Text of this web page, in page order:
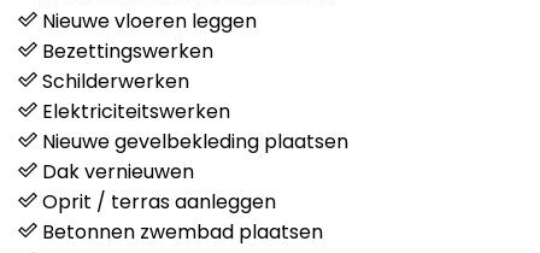
Nieuwe vloeren leggen
Bezettingswerken
Schilderwerken
Elektriciteitswerken
Nieuwe gevelbekleding plaatsen
Dak vernieuwen
Oprit / terras aanleggen
Betonnen zwembad plaatsen